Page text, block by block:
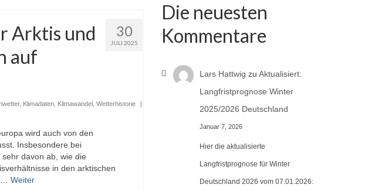
30
JULI 2025
Arktis und
auf
, Klimadaten, Klimawandel, Wetterhistorie
|
wird auch von den
Insbesondere bei
davon ab, wie die
in den arktischen
Weiter
Die neuesten
Kommentare
Lars Hattwig zu Aktualisiert:
Langfristprognose Winter
2025/2026 Deutschland
Januar 7, 2026
Hier die aktualisierte
Langfristprognose für Winter
Deutschland 2026 vom 07.01.2026: